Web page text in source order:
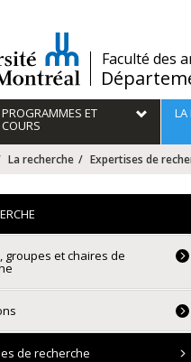
/Faculté des
PROGRAMMES ET
COURS
LA
La recherche Expertises de
groupes et chaires de
de recherche